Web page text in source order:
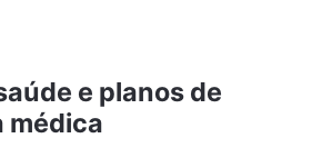
e planos de
médica